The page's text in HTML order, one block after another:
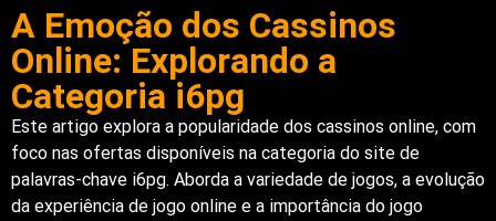
A Emoção dos Cassinos
Online: Explorando a
Categoria i6pg
Este artigo explora a popularidade dos cassinos online, com
foco nas ofertas disponíveis na categoria do site de
palavras-chave i6pg. Aborda a variedade de jogos, a evolução
da experiência de jogo online e a importância do jogo